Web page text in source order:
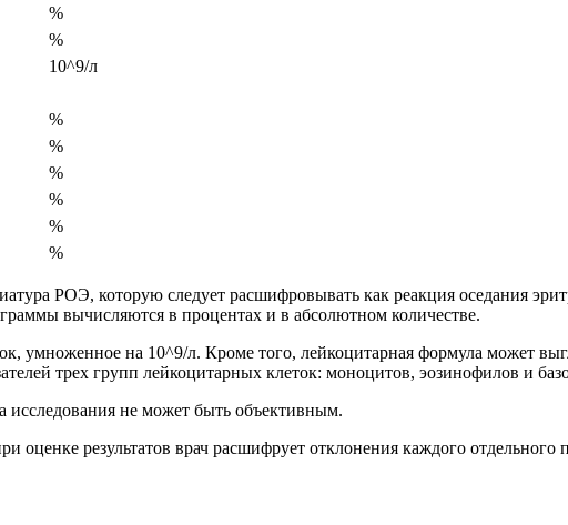
%
%
10^9/л
%
%
%
%
%
%
РОЭ, которую следует расшифровывать как реакция оседания
вычисляются в процентах и в абсолютном количестве.
умноженное на 10^9/л. Кроме того, лейкоцитарная формула может
трех групп лейкоцитарных клеток: моноцитов, эозинофилов и
исследования не может быть объективным.
оценке результатов врач расшифрует отклонения каждого